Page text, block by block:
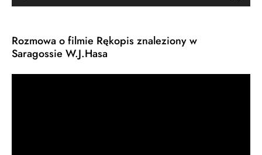
Rozmowa o filmie Rękopis znaleziony w
Saragossie W.J.Hasa